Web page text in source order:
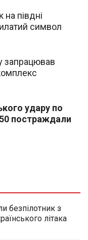
півдні
символ
запрацював
постраждали
безпілотник з
літака